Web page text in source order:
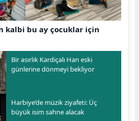
kalbi bu ay çocuklar için
Bir asırlık Kardiçalı Han eski
günlerine dönmeyi bekliyor
Harbiye’de müzik ziyafeti: Üç
büyük isim sahne alacak